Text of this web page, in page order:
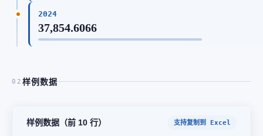
2024
37,854.6066
02 样例数据
样例数据（前 10 行） 支持复制到 Excel